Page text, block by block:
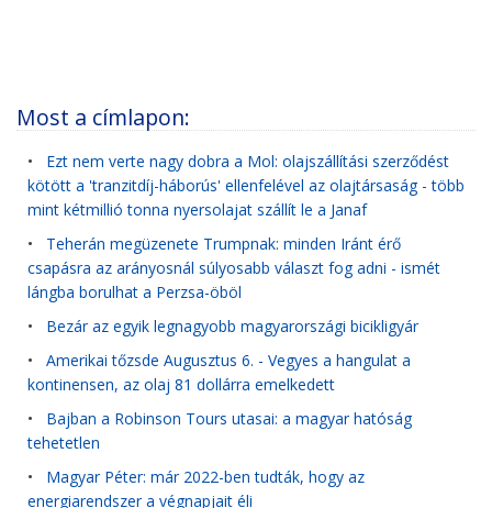
Most a címlapon:
• Ezt nem verte nagy dobra a Mol: olajszállítási szerződést
kötött a 'tranzitdíj-háborús' ellenfelével az olajtársaság - több
mint kétmillió tonna nyersolajat szállít le a Janaf
• Teherán megüzenete Trumpnak: minden Iránt érő
csapásra az arányosnál súlyosabb választ fog adni - ismét
lángba borulhat a Perzsa-öböl
• Bezár az egyik legnagyobb magyarországi bicikligyár
• Amerikai tőzsde Augusztus 6. - Vegyes a hangulat a
kontinensen, az olaj 81 dollárra emelkedett
• Bajban a Robinson Tours utasai: a magyar hatóság
tehetetlen
• Magyar Péter: már 2022-ben tudták, hogy az
energiarendszer a végnapjait éli